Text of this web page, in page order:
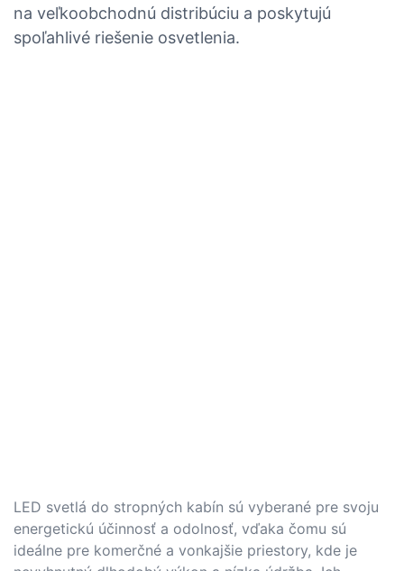
na veľkoobchodnú distribúciu a poskytujú
spoľahlivé riešenie osvetlenia.
LED svetlá do stropných kabín sú vyberané pre svoju
energetickú účinnosť a odolnosť, vďaka čomu sú
ideálne pre komerčné a vonkajšie priestory, kde je